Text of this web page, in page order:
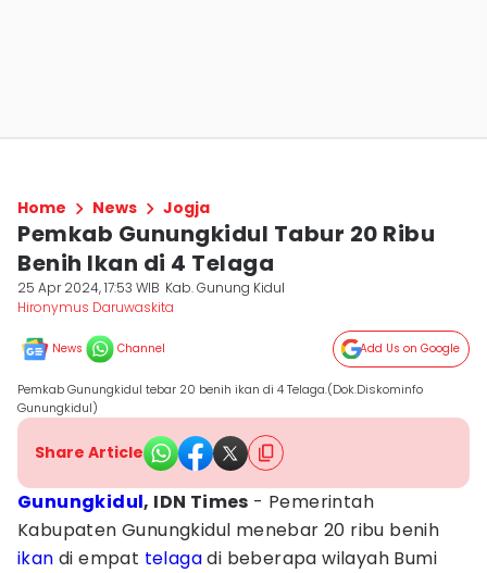
Home News Jogja
Pemkab Gunungkidul Tabur 20 Ribu
Benih Ikan di 4 Telaga
25 Apr 2024, 17:53 WIB Kab. Gunung Kidul
Hironymus Daruwaskita
News Channel Add Us on Google
Pemkab Gunungkidul tebar 20 benih ikan di 4 Telaga.(Dok.Diskominfo
Gunungkidul)
Share Article
Gunungkidul, IDN Times - Pemerintah
Kabupaten Gunungkidul menebar 20 ribu benih
ikan di empat telagadi beberapa wilayah Bumi